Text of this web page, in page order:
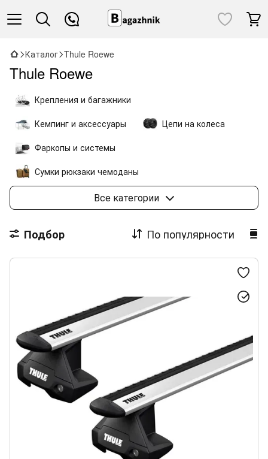
Каталог Thule Roewe
Thule Roewe
Крепления и багажники
Кемпинг и аксессуары
Цепи на колеса
Фаркопы и системы
Сумки рюкзаки чемоданы
Коляски и велоаксессуары
Все категории
Подбор По популярности